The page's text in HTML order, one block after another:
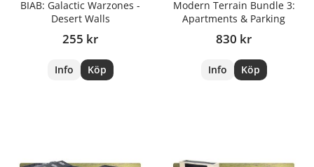
BIAB: Galactic Warzones -
Desert Walls
255 kr
Info Köp
Modern Terrain Bundle 3:
Apartments & Parking
830 kr
Info Köp